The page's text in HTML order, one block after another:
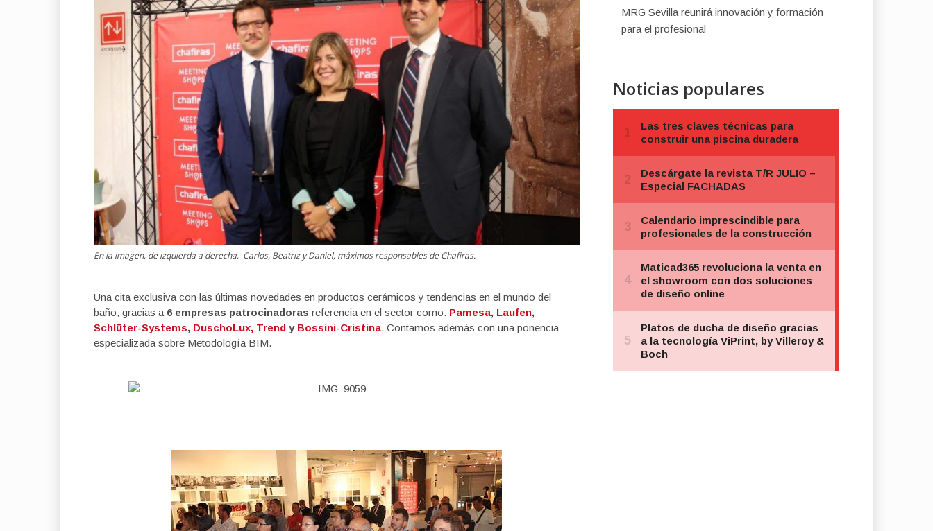
En la imagen, de izquierda a derecha, Carlos, Beatriz y Daniel, máximos responsables de Chafiras.
Una cita exclusiva con las últimas novedades en productos cerámicos y tendencias en el mundo del
baño, gracias a 6 empresas patrocinadoras referencia en el sector como: Pamesa, Laufen,
Schlüter-Systems, DuschoLux, Trend y Bossini-Cristina. Contamos además con una ponencia
especializada sobre Metodología BIM.
MRG Sevilla reunirá innovación y formación
para el profesional
Noticias populares